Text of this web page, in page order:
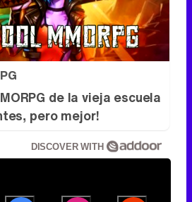
de la vieja escuela
pero mejor!
DISCOVER WITH